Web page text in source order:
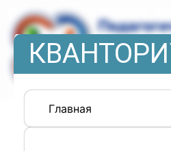
Главная